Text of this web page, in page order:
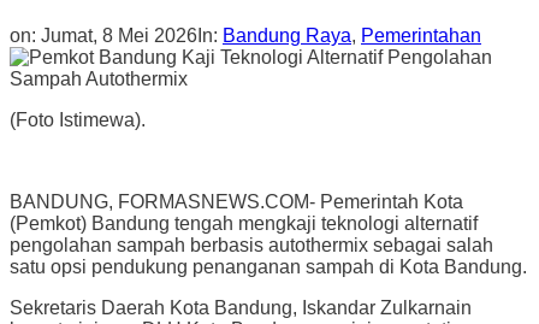
on: Jumat, 8 Mei 2026 In: Bandung Raya, Pemerintahan
(Foto Istimewa).
BANDUNG, FORMASNEWS.COM- Pemerintah Kota
(Pemkot) Bandung tengah mengkaji teknologi alternatif
pengolahan sampah berbasis autothermix sebagai salah
satu opsi pendukung penanganan sampah di Kota Bandung.
Sekretaris Daerah Kota Bandung, Iskandar Zulkarnain